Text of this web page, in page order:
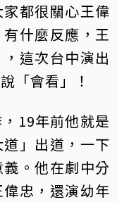
都很關心王偉
什麼反應，王
這次台中演出
「會看」！
19年前他就是
」出道，一下
。他在劇中分
忠，還演幼年